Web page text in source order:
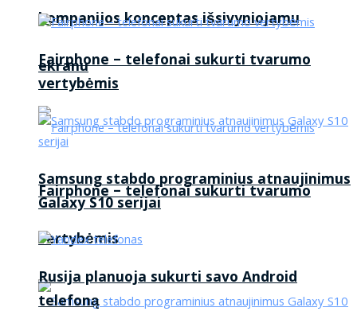
kompanijos konceptas išsivyniojamu
ekranu
Fairphone – telefonai sukurti tvarumo
vertybėmis
Fairphone – telefonai sukurti tvarumo
vertybėmis
Samsung stabdo programinius atnaujinimus
Galaxy S10 serijai
Rusija planuoja sukurti savo Android
telefoną